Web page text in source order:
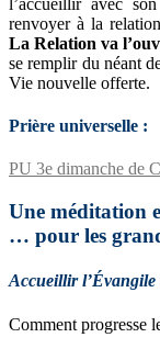
renvoyer à la
La Relation va
se remplir du néant
Vie nouvelle offerte.
Prière universelle :
PU 3e dimanche de
Une méditation
… pour les
Accueillir l’Évangile
Comment progresse